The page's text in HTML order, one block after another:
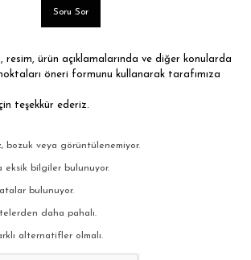
Soru Sor
resim, ürün açıklamalarında ve diğer konularda
öneri formunu kullanarak tarafımıza
teşekkür ederiz.
bozuk veya görüntülenemiyor.
eksik bilgiler bulunuyor.
bulunuyor.
daha pahalı.
alternatifler olmalı.